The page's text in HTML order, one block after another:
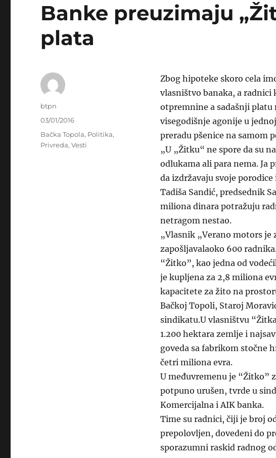
Banke preuzimaju
plata
Zbog hipoteke skoro cela
vlasništvo banaka, a
otpremnine a sadašnji
visegodišnje agonije u
preradu pšenice na samom
„U „Žitku“ ne spore da su
odlukama ali para nema. Ja
da izdržavaju svoje
Tadiša Sandić, predsednik
miliona dinara potražuju
netragom nestao.
„Vlasnik „Verano motors je
zapošljavalaoko 600
“Žitko”, kao jedna od
je kupljena za 2,8 miliona
kapacitete za žito na
Bačkoj Topoli, Staroj
sindikatu.U vlasništvu
1.200 hektara zemlje i
goveda sa fabrikom stočne
četri miliona evra.
U međuvremenu je “Žitko”
potpuno urušen, tvrde u
Komercijalna i AIK banka.
Time su radnici, čiji je broj
prepolovljen, dovedeni do
sporazumni raskid radnog
Author
btpn
Posted
03/01/2016
Categories
Bačka Topola, Politika,
Privreda,Vesti